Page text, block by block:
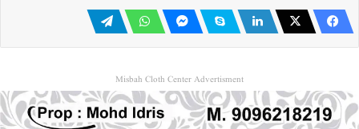
Misbah Cloth Center Advertisment